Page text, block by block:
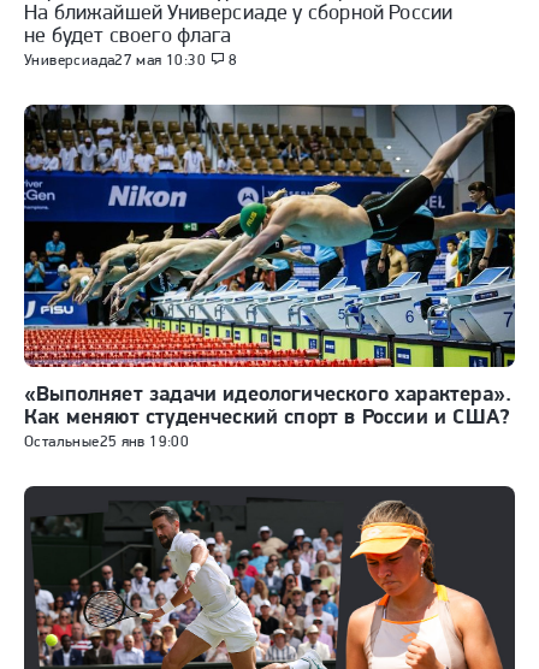
Универсиада27 мая 10:30 8
На ближайшей Универсиаде у сборной России
не будет своего флага
Остальные25 янв 19:00
«Выполняет задачи идеологического характера».
Как меняют студенческий спорт в России и США?